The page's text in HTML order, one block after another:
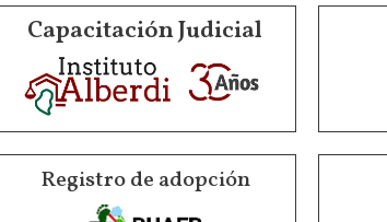
Capacitación Judicial
Registro de adopción